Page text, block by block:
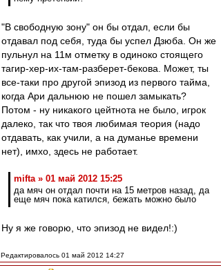
"В свободную зону" он бы отдал, если бы
отдавал под себя, туда бы успел Дзюба. Он же
пульнул на 11м отметку в одиноко стоящего
тагир-хер-их-там-разберет-бекова. Может, ты
все-таки про другой эпизод из первого тайма,
когда Ари дальнюю не пошел замыкать?
Потом - ну никакого цейтнота не было, игрок
далеко, так что твоя любимая теория (надо
отдавать, как учили, а на думанье времени
нет), имхо, здесь не работает.
mifta » 01 май 2012 15:25
да мяч он отдал почти на 15 метров назад, да
еще мяч пока катился, бежать можно было
Ну я же говорю, что эпизод не видел!:)
Редактировалось 01 май 2012 14:27